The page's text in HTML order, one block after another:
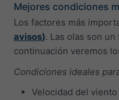
Mejores condiciones
Los factores más
avisos). Las olas son
continuación veremos
Condiciones ideales
Velocidad del